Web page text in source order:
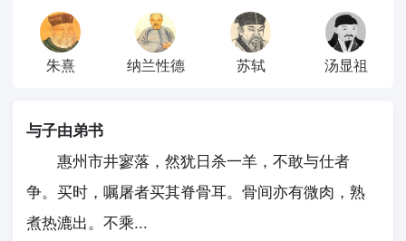
朱熹 纳兰性德 苏轼 汤显祖
与子由弟书
惠州市井寥落，然犹日杀一羊，不敢与仕者
争。买时，嘱屠者买其脊骨耳。骨间亦有微肉，熟
煮热漉出。不乘...